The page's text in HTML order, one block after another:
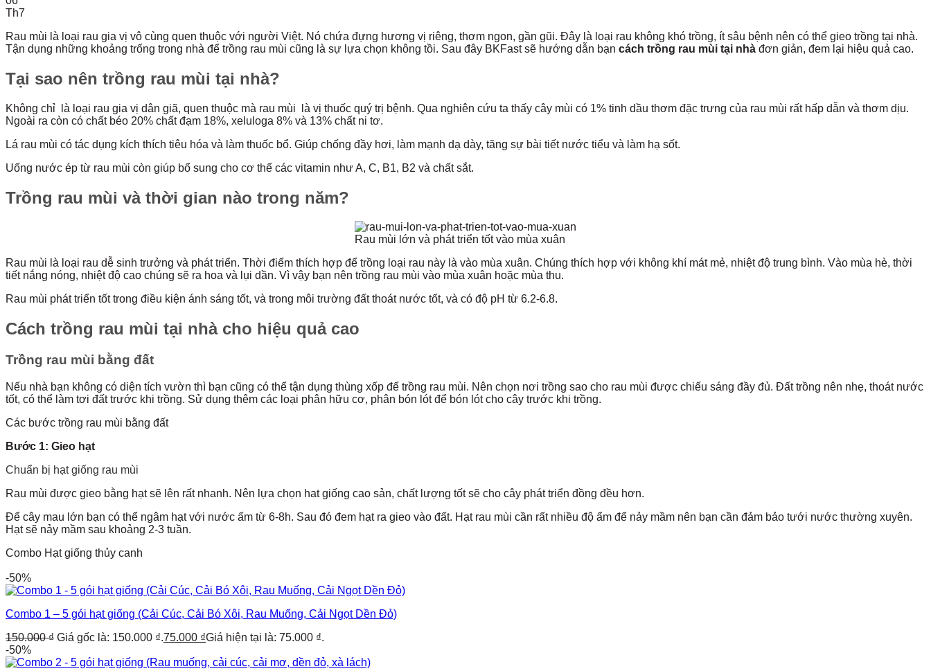
Th7
Rau mùi là loại rau gia vị vô cùng quen thuộc với người Việt. Nó chứa đựng hương vị riêng, thơm ngon, gần gũi. Đây là loại rau không khó trồng, ít sâu bệnh nên có thể gieo trồng tại nhà.
Tận dụng những khoảng trống trong nhà để trồng rau mùi cũng là sự lựa chọn không tồi. Sau đây BKFast sẽ hướng dẫn bạn cách trồng rau mùi tại nhà đơn giản, đem lại hiệu quả cao.
Tại sao nên trồng rau mùi tại nhà?
Không chỉ là loại rau gia vị dân giã, quen thuộc mà rau mùi là vị thuốc quý trị bệnh. Qua nghiên cứu ta thấy cây mùi có 1% tinh dầu thơm đặc trưng của rau mùi rất hấp dẫn và thơm dịu.
Ngoài ra còn có chất béo 20% chất đạm 18%, xeluloga 8% và 13% chất ni tơ.
Lá rau mùi có tác dụng kích thích tiêu hóa và làm thuốc bổ. Giúp chống đầy hơi, làm mạnh dạ dày, tăng sự bài tiết nước tiểu và làm hạ sốt.
Uống nước ép từ rau mùi còn giúp bổ sung cho cơ thể các vitamin như A, C, B1, B2 và chất sắt.
Trồng rau mùi và thời gian nào trong năm?
Rau mùi lớn và phát triển tốt vào mùa xuân
Rau mùi là loại rau dễ sinh trưởng và phát triển. Thời điểm thích hợp để trồng loại rau này là vào mùa xuân. Chúng thích hợp với không khí mát mẻ, nhiệt độ trung bình. Vào mùa hè, thời
tiết nắng nóng, nhiệt độ cao chúng sẽ ra hoa và lụi dần. Vì vậy bạn nên trồng rau mùi vào mùa xuân hoặc mùa thu.
Rau mùi phát triển tốt trong điều kiện ánh sáng tốt, và trong môi trường đất thoát nước tốt, và có độ pH từ 6.2-6.8.
Cách trồng rau mùi tại nhà cho hiệu quả cao
Trồng rau mùi bằng đất
Nếu nhà bạn không có diện tích vườn thì bạn cũng có thể tận dụng thùng xốp để trồng rau mùi. Nên chọn nơi trồng sao cho rau mùi được chiếu sáng đầy đủ. Đất trồng nên nhẹ, thoát nước
tốt, có thể làm tơi đất trước khi trồng. Sử dụng thêm các loại phân hữu cơ, phân bón lót để bón lót cho cây trước khi trồng.
Các bước trồng rau mùi bằng đất
Bước 1: Gieo hạt
Chuẩn bị hạt giống rau mùi
Rau mùi được gieo bằng hạt sẽ lên rất nhanh. Nên lựa chọn hat giống cao sản, chất lượng tốt sẽ cho cây phát triển đồng đều hơn.
Để cây mau lớn bạn có thể ngâm hạt với nước ấm từ 6-8h. Sau đó đem hạt ra gieo vào đất. Hạt rau mùi cần rất nhiều độ ẩm để nảy mầm nên bạn cần đảm bảo tưới nước thường xuyên.
Hạt sẽ nảy mầm sau khoảng 2-3 tuần.
Combo Hạt giống thủy canh
-50%
Combo 1 – 5 gói hạt giống (Cải Cúc, Cải Bó Xôi, Rau Muống, Cải Ngọt Dền Đỏ)
150.000₫ Giá gốc là: 150.000 ₫.75.000 ₫Giá hiện tại là: 75.000 ₫.
-50%